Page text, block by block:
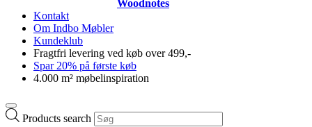
Woodnotes
Kontakt
Om Indbo Møbler
Kundeklub
Fragtfri levering ved køb over 499,-
Spar 20% på første køb
4.000 m² møbelinspiration
Products search